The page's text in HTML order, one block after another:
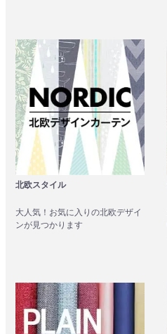
北欧スタイル
大人気！お気に入りの北欧デザイ
ンが見つかります